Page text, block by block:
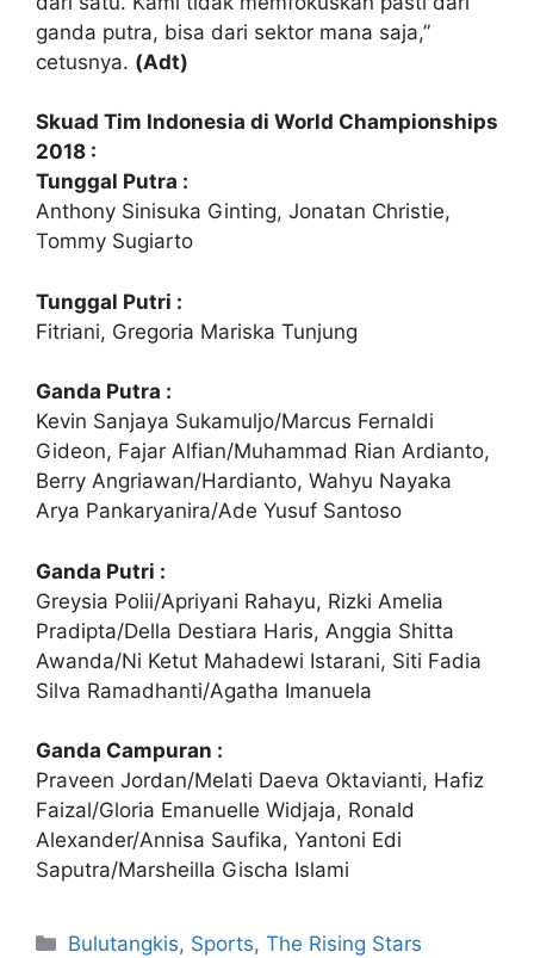
ganda putra, bisa dari sektor mana saja,”
cetusnya. (Adt)
Skuad Tim Indonesia di World Championships
2018 :
Tunggal Putra :
Anthony Sinisuka Ginting, Jonatan Christie,
Tommy Sugiarto
Tunggal Putri :
Fitriani, Gregoria Mariska Tunjung
Ganda Putra :
Kevin Sanjaya Sukamuljo/Marcus Fernaldi
Gideon, Fajar Alfian/Muhammad Rian Ardianto,
Berry Angriawan/Hardianto, Wahyu Nayaka
Arya Pankaryanira/Ade Yusuf Santoso
Ganda Putri :
Greysia Polii/Apriyani Rahayu, Rizki Amelia
Pradipta/Della Destiara Haris, Anggia Shitta
Awanda/Ni Ketut Mahadewi Istarani, Siti Fadia
Silva Ramadhanti/Agatha Imanuela
Ganda Campuran :
Praveen Jordan/Melati Daeva Oktavianti, Hafiz
Faizal/Gloria Emanuelle Widjaja, Ronald
Alexander/Annisa Saufika, Yantoni Edi
Saputra/Marsheilla Gischa Islami
Bulutangkis, Sports,The Rising Stars